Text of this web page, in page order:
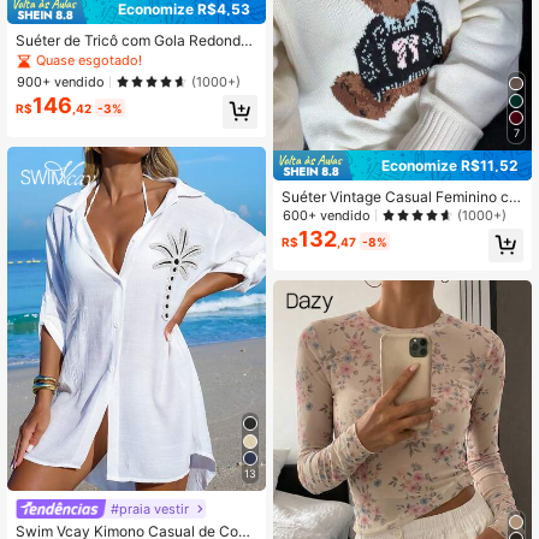
Economize R$4,53
Suéter de Tricô com Gola Redonda
Bordado Casual para Outono/Invern
o para Mulheres, Novo Cardigan de
Tricô Solto Branco Outono
Quase esgotado!
900+ vendido
(1000+)
R$146 ,42 -3%
13
#praia vestir
Swim Vcay Kimono Casual de Cobe
7
Economize R$11,52
Suéter Vintage Casual Feminino co
m Estampa de Urso, Moletom Confo
rtável para Encontro no Dia dos Na
morados, Tops de Outono/Inverno,
Saudita Branco
600+ vendido (1000+)
R$132 ,47 -8%